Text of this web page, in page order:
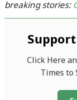
breaking stories:
Click Here
Times to